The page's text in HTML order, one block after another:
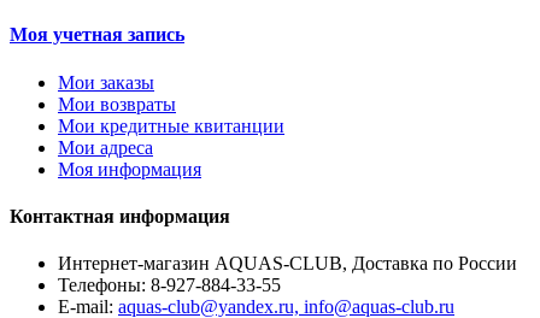
Моя учетная запись
Мои заказы
Мои возвраты
Мои кредитные квитанции
Мои адреса
Моя информация
Контактная информация
Интернет-магазин AQUAS-CLUB, Доставка по России
Телефоны: 8-927-884-33-55
E-mail: aquas-club@yandex.ru, info@aquas-club.ru